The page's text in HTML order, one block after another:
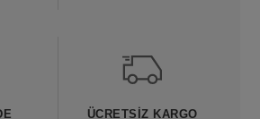
ÜCRETSIZ KARGO